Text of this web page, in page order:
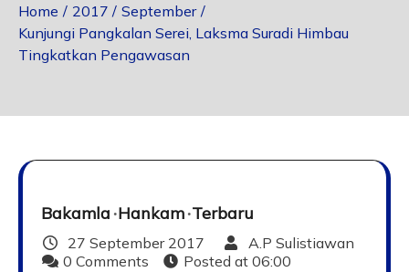
Home 2017
September
Kunjungi Pangkalan Serei, Laksma Suradi Himbau
Tingkatkan Pengawasan
Bakamla Hankam Terbaru
27 September 2017
A.P Sulistiawan
0 Comments
Posted at 06:00